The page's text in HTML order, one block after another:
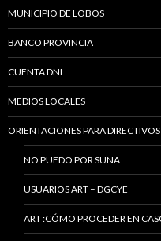
MUNICIPIO DE LOBOS
BANCO PROVINCIA
CUENTA DNI
MEDIOS LOCALES
ORIENTACIONES PARA DIRECTIVOS
NO PUEDO POR SUNA
USUARIOS ART – DGCYE
ART :CÓMO PROCEDER EN